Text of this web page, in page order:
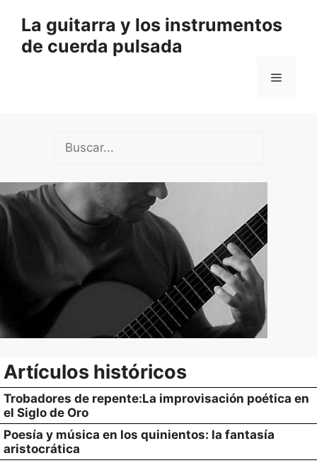
contenido
La guitarra y los instrumentos
de cuerda pulsada
Menú
Artículos históricos
Trobadores de repente:La improvisación poética en
el Siglo de Oro
Poesía y música en los quinientos: la fantasía
aristocrática